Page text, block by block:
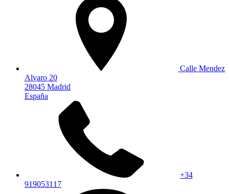
Calle Mendez
Alvaro 20
28045 Madrid
España
+34
919053117